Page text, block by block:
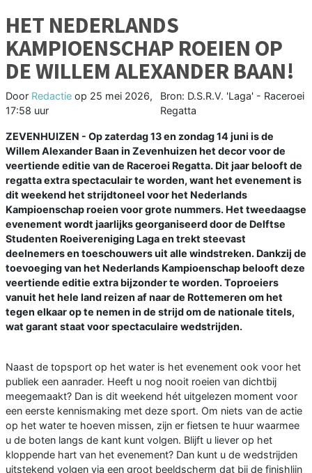
HET NEDERLANDS
KAMPIOENSCHAP ROEIEN OP
DE WILLEM ALEXANDER BAAN!
Door Redactie op 25 mei 2026,
17:58 uur
Bron: D.S.R.V. 'Laga' - Raceroei
Regatta
ZEVENHUIZEN - Op zaterdag 13 en zondag 14 juni is de
Willem Alexander Baan in Zevenhuizen het decor voor de
veertiende editie van de Raceroei Regatta. Dit jaar belooft de
regatta extra spectaculair te worden, want het evenement is
dit weekend het strijdtoneel voor het Nederlands
Kampioenschap roeien voor grote nummers. Het tweedaagse
evenement wordt jaarlijks georganiseerd door de Delftse
Studenten Roeivereniging Laga en trekt steevast
deelnemers en toeschouwers uit alle windstreken. Dankzij de
toevoeging van het Nederlands Kampioenschap belooft deze
veertiende editie extra bijzonder te worden. Toproeiers
vanuit het hele land reizen af naar de Rottemeren om het
tegen elkaar op te nemen in de strijd om de nationale titels,
wat garant staat voor spectaculaire wedstrijden.
Naast de topsport op het water is het evenement ook voor het
publiek een aanrader. Heeft u nog nooit roeien van dichtbij
meegemaakt? Dan is dit weekend hét uitgelezen moment voor
een eerste kennismaking met deze sport. Om niets van de actie
op het water te hoeven missen, zijn er fietsen te huur waarmee
u de boten langs de kant kunt volgen. Blijft u liever op het
kloppende hart van het evenement? Dan kunt u de wedstrijden
uitstekend volgen via een groot beeldscherm dat bij de finishlijn